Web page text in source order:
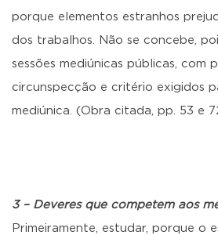
porque elementos estranhos
dos trabalhos. Não se concebe,
sessões mediúnicas públicas, com
circunspecção e critério exigidos
mediúnica. (Obra citada, pp. 53 e
3 – Deveres que competem aos
Primeiramente, estudar, porque o